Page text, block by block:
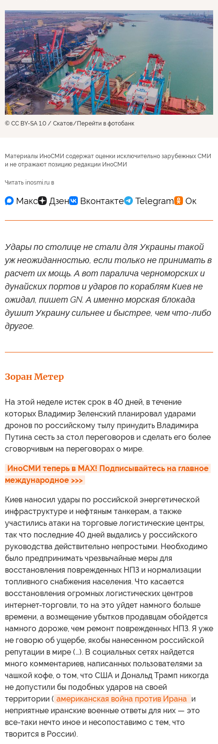
© CC BY-SA 1.0 / Скатов Перейти в фотобанк
Материалы ИноСМИ содержат оценки исключительно зарубежных СМИ
и не отражают позицию редакции ИноСМИ
Читать inosmi.ru в
Удары по столице не стали для Украины такой
уж неожиданностью, если только не принимать в
расчет их мощь. А вот паралича черноморских и
дунайских портов и ударов по кораблям Киев не
ожидал, пишет GN. А именно морская блокада
душит Украину сильнее и быстрее, чем что-либо
другое.
Зоран Метер
На этой неделе истек срок в 40 дней, в течение
которых Владимир Зеленский планировал ударами
дронов по российскому тылу принудить Владимира
Путина сесть за стол переговоров и сделать его более
сговорчивым на переговорах о мире.
ИноСМИ теперь в MAX! Подписывайтесь на главное
международное >>>
Киев наносил удары по российской энергетической
инфраструктуре и нефтяным танкерам, а также
участились атаки на торговые логистические центры,
так что последние 40 дней выдались у российского
руководства действительно непростыми. Необходимо
было предпринимать чрезвычайные меры для
восстановления поврежденных НПЗ и нормализации
топливного снабжения населения. Что касается
восстановления огромных логистических центров
интернет-торговли, то на это уйдет намного больше
времени, а возмещение убытков продавцам обойдется
намного дороже, чем ремонт поврежденных НПЗ. Я уже
не говорю об ущербе, якобы нанесенном российской
репутации в мире (…). В социальных сетях найдется
много комментариев, написанных пользователями за
чашкой кофе, о том, что США и Дональд Трамп никогда
не допустили бы подобных ударов на своей
территории ( американская война против Ирана и
неприятные иранские военные ответы для них — это
все-таки нечто иное и несопоставимо с тем, что
творится в России).